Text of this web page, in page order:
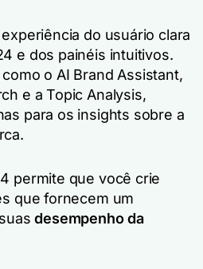
do usuário clara
e dos painéis intuitivos.
o AI Brand Assistant,
e a Topic Analysis,
para os insights sobre a
permite que você crie
que fornecem um
desempenho da